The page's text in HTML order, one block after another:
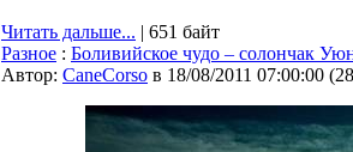
Читать дальше... | 651 байт
Разное : Боливийское чудо – солончак
Автор: CaneCorso в 18/08/2011 07:00:00 (